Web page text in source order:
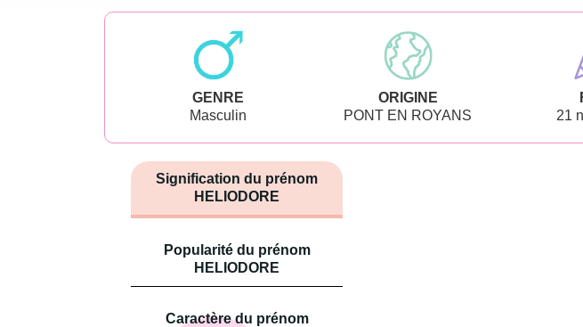
GENRE
Masculin
ORIGINE
PONT EN ROYANS
21
Signification du prénom
HELIODORE
Popularité du prénom
HELIODORE
Caractère du prénom